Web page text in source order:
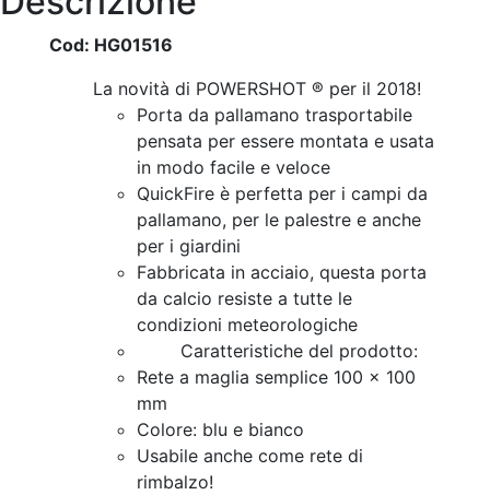
Cod: HG01516
La novità di POWERSHOT ® per il 2018!
Porta da pallamano trasportabile
pensata per essere montata e usata
in modo facile e veloce
QuickFire è perfetta per i campi da
pallamano, per le palestre e anche
per i giardini
Fabbricata in acciaio, questa porta
da calcio resiste a tutte le
condizioni meteorologiche
Caratteristiche del prodotto:
Rete a maglia semplice 100 x 100
mm
Colore: blu e bianco
Usabile anche come rete di
rimbalzo!